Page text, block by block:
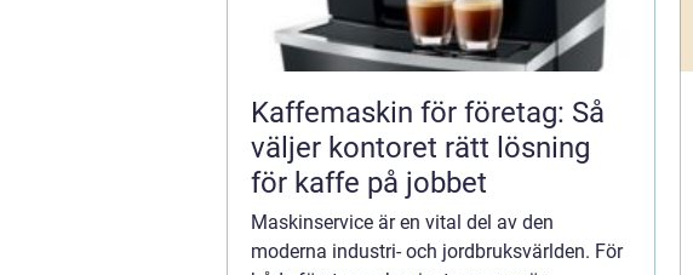
Kaffemaskin för företag: Så
väljer kontoret rätt lösning
för kaffe på jobbet
Maskinservice är en vital del av den
moderna industri- och jordbruksvärlden. För